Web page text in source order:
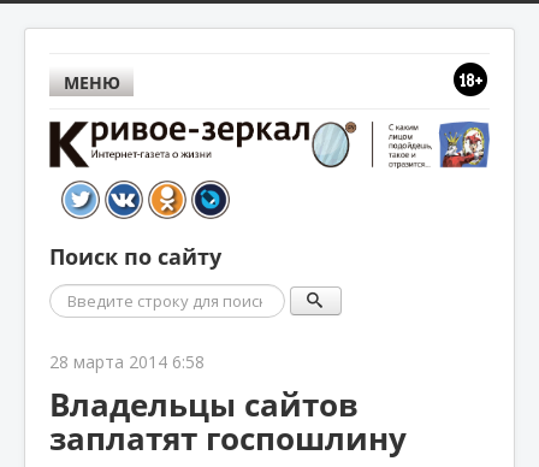
МЕНЮ
Поиск по сайту
Поиск
28 марта 2014 6:58
Владельцы сайтов
заплатят госпошлину